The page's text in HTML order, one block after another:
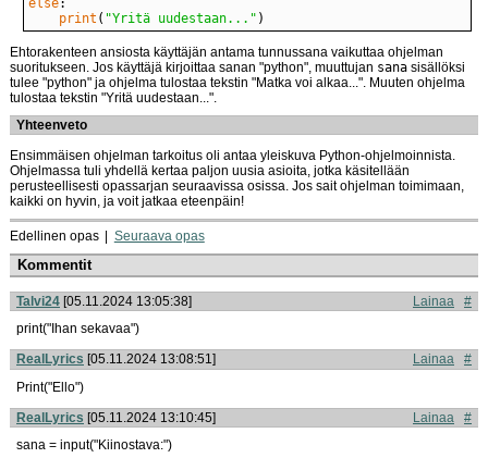
print ( "Yritä uudestaan..." )
Ehtorakenteen ansiosta käyttäjän antama tunnussana vaikuttaa ohjelman
suoritukseen. Jos käyttäjä kirjoittaa sanan "python", muuttujan sana sisällöksi
tulee "python" ja ohjelma tulostaa tekstin "Matka voi alkaa...". Muuten ohjelma
tulostaa tekstin "Yritä uudestaan...".
Yhteenveto
Ensimmäisen ohjelman tarkoitus oli antaa yleiskuva Python-ohjelmoinnista.
Ohjelmassa tuli yhdellä kertaa paljon uusia asioita, jotka käsitellään
perusteellisesti opassarjan seuraavissa osissa. Jos sait ohjelman toimimaan,
kaikki on hyvin, ja voit jatkaa eteenpäin!
Edellinen opas Seuraava opas
Kommentit
Talvi24 [05.11.2024 13:05:38] Lainaa
#
print("Ihan sekavaa")
RealLyrics [05.11.2024 13:08:51] Lainaa
#
Print("Ello")
RealLyrics [05.11.2024 13:10:45] Lainaa
#
sana = input("Kiinostava:")